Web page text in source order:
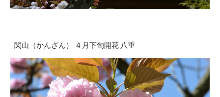
関山（かんざん） ４月下旬開花 八重